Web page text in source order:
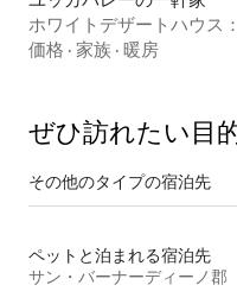
ホワイトデザートハウス
スパ
価格 · 家族 · 暖房
ぜひ訪⁠れ⁠た⁠い目⁠
その他のタ⁠イ⁠プ⁠の宿⁠泊⁠先
ペットと泊まれる宿泊先
サン・バーナーディーノ郡